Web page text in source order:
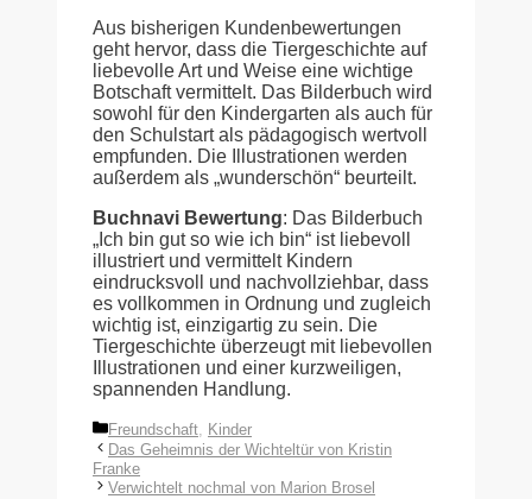
Aus bisherigen Kundenbewertungen
geht hervor, dass die Tiergeschichte auf
liebevolle Art und Weise eine wichtige
Botschaft vermittelt. Das Bilderbuch wird
sowohl für den Kindergarten als auch für
den Schulstart als pädagogisch wertvoll
empfunden. Die Illustrationen werden
außerdem als „wunderschön“ beurteilt.
Buchnavi Bewertung: Das Bilderbuch
„Ich bin gut so wie ich bin“ ist liebevoll
illustriert und vermittelt Kindern
eindrucksvoll und nachvollziehbar, dass
es vollkommen in Ordnung und zugleich
wichtig ist, einzigartig zu sein. Die
Tiergeschichte überzeugt mit liebevollen
Illustrationen und einer kurzweiligen,
spannenden Handlung.
Kategorien
Freundschaft, Kinder
Das Geheimnis der Wichteltür von Kristin
Franke
Verwichtelt nochmal von Marion Brosel